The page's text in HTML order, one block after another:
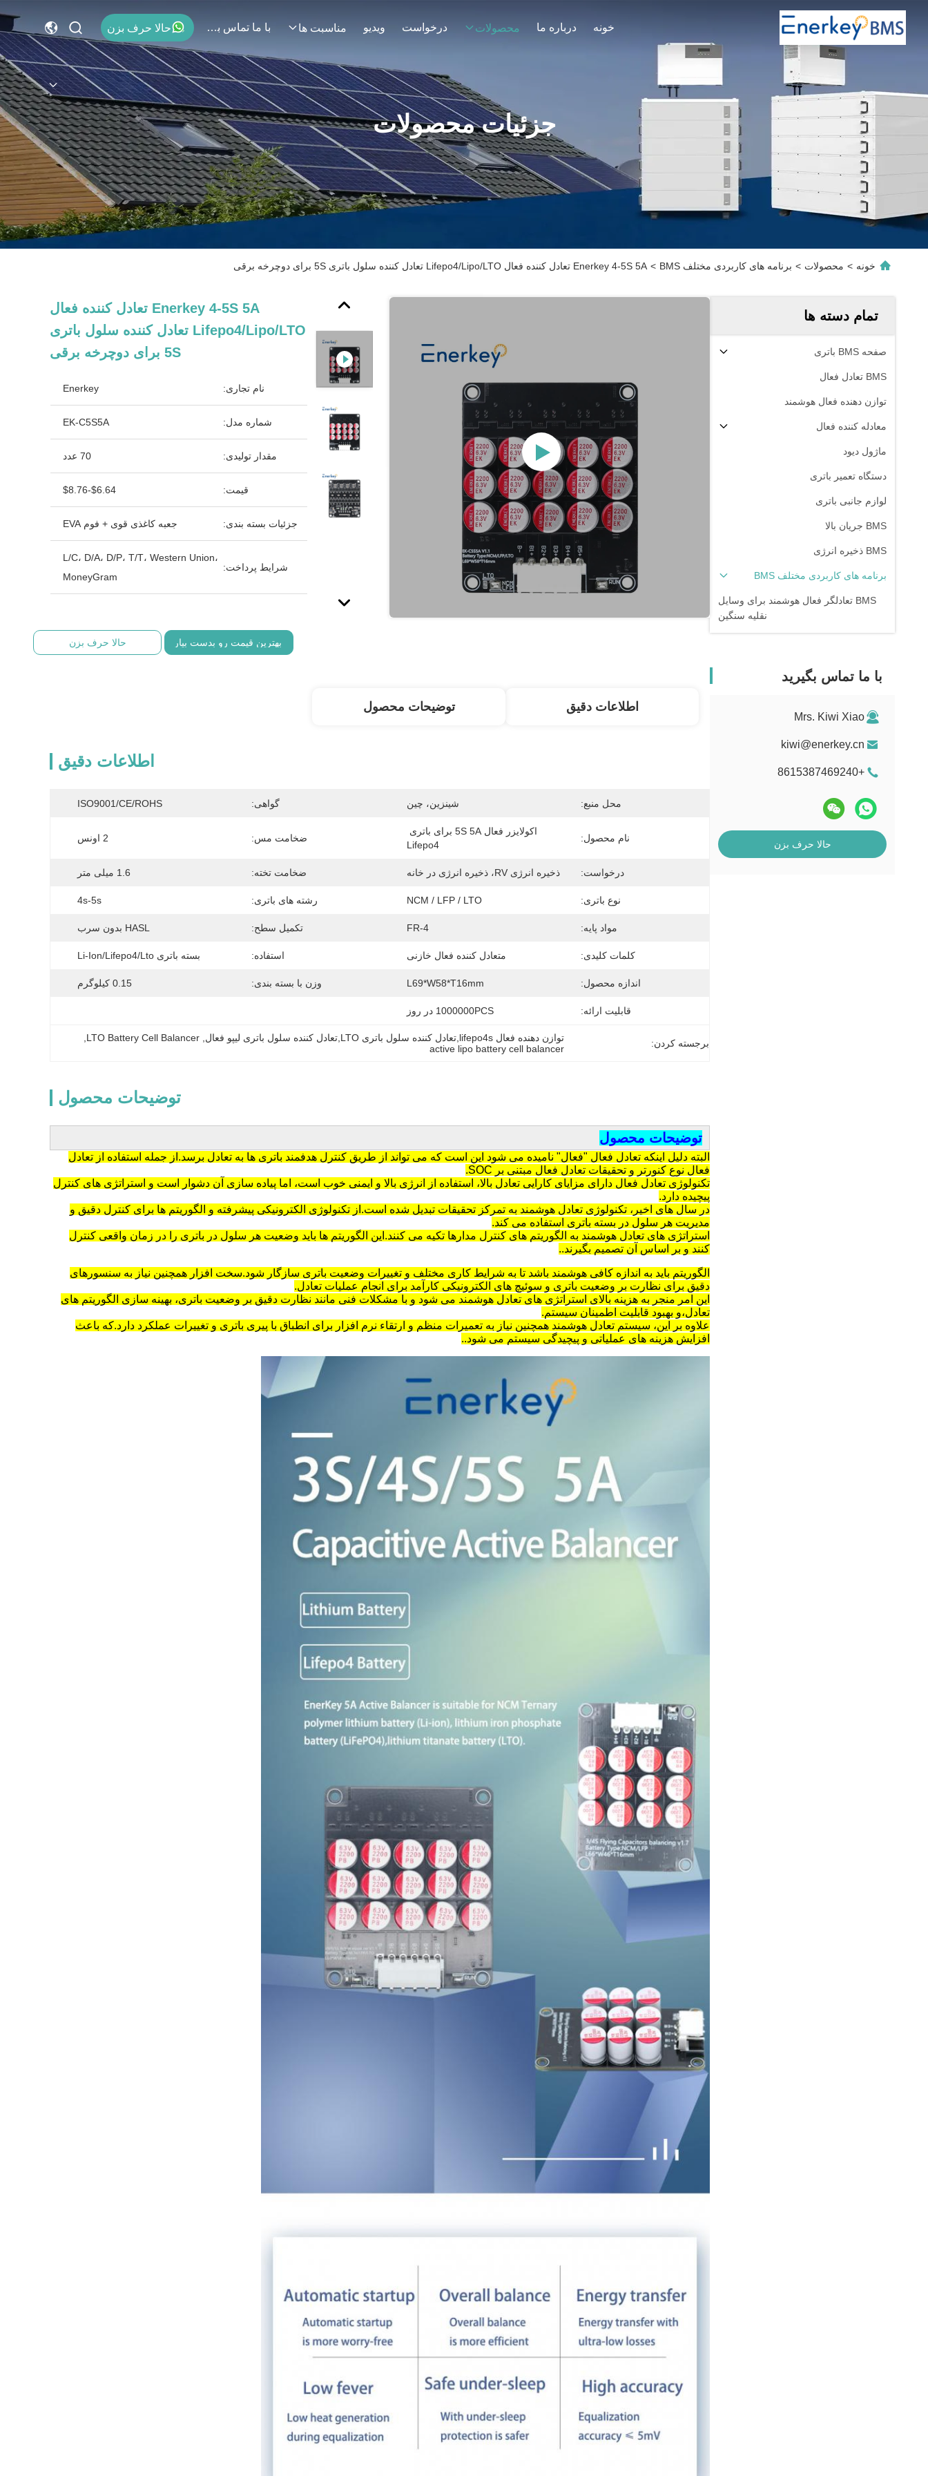
خونه درباره ما محصولات درخواست ویدیو مناسبت ها با ما تماس بگیرید حالا حرف بزن
جزئیات محصولات
خونه > محصولات > برنامه های کاربردی مختلف BMS > Enerkey 4-5S 5A تعادل کننده فعال Lifepo4/Lipo/LTO تعادل کننده سلول باتری 5S برای دوچرخه برقی
تمام دسته ها
صفحه BMS باتری
BMS تعادل فعال
توازن دهنده فعال هوشمند
معادله کننده فعال
ماژول دیود
دستگاه تعمیر باتری
لوازم جانبی باتری
BMS جریان بالا
BMS ذخیره انرژی
برنامه های کاربردی مختلف BMS
BMS تعادلگر فعال هوشمند برای وسایل
نقلیه سنگین
با ما تماس بگیرید
Mrs. Kiwi Xiao
kiwi@enerkey.cn
+8615387469240
حالا حرف بزن
Enerkey 4-5S 5A تعادل کننده فعال
Lifepo4/Lipo/LTO تعادل کننده سلول باتری
5S برای دوچرخه برقی
نام تجاری: Enerkey
شماره مدل: EK-C5S5A
مقدار تولیدی: 70 عدد
قیمت: $6.64-$8.76
جزئیات بسته بندی: جعبه کاغذی قوی + فوم EVA
شرایط پرداخت:
L/C، D/A، D/P، T/T، Western Union،
MoneyGram
بهترین قیمت رو بدست بیار حالا حرف بزن
اطلاعات دقیق توضیحات محصول
اطلاعات دقیق
محل منبع: شينزين، چين گواهی: ISO9001/CE/ROHS
نام محصول:
Lifepo4
ضخامت مس: 2 اونس
درخواست: ذخیره انرژی RV، ذخیره انرژی در خانه ضخامت تخته: 1.6 میلی متر
نوع باتری: NCM / LFP / LTO رشته های باتری: 4s-5s
مواد پایه: FR-4 تکمیل سطح: HASL بدون سرب
کلمات کلیدی: متعادل کننده فعال خازنی استفاده: بسته باتری Li-Ion/Lifepo4/Lto
اندازه محصول: L69*W58*T16mm وزن با بسته بندی: 0.15 کیلوگرم
قابلیت ارائه: 1000000PCS در روز
برجسته کردن: توازن دهنده فعال lifepo4s,تعادل کننده سلول باتری LTO,تعادل کننده سلول باتری لیپو فعال ,
LTO Battery Cell Balancer
active lipo battery cell balancer
توضیحات محصول
توضیحات محصول
البته دلیل اینکه تعادل فعال "فعال" نامیده می شود این است که می تواند از طریق کنترل هدفمند باتری ها به تعادل برسد.از جمله استفاده از تعادل
فعال نوع کنورتر و تحقیقات تعادل فعال مبتنی بر SOC.
تکنولوژی تعادل فعال دارای مزایای کارایی تعادل بالا، استفاده از انرژی بالا و ایمنی خوب است، اما پیاده سازی آن دشوار است و استراتژی های کنترل
پیچیده دارد.
در سال های اخیر، تکنولوژی تعادل هوشمند به تمرکز تحقیقات تبدیل شده است.از تکنولوژی الکترونیکی پیشرفته و الگوریتم ها برای کنترل دقیق و
مدیریت هر سلول در بسته باتری استفاده می کند.
استراتژی های تعادل هوشمند به الگوریتم های کنترل مدارها تکیه می کنند.این الگوریتم ها باید وضعیت هر سلول در باتری را در زمان واقعی کنترل
کنند و بر اساس آن تصمیم بگیرند..
الگوریتم باید به اندازه کافی هوشمند باشد تا به شرایط کاری مختلف و تغییرات وضعیت باتری سازگار شود.سخت افزار همچنین نیاز به سنسورهای
دقیق برای نظارت بر وضعیت باتری و سوئیچ های الکترونیکی کارآمد برای انجام عملیات تعادل.
این امر منجر به هزینه بالای استراتژی های تعادل هوشمند می شود و با مشکلات فنی مانند نظارت دقیق بر وضعیت باتری، بهینه سازی الگوریتم های
تعادل،و بهبود قابلیت اطمینان سیستم.
علاوه بر این، سیستم تعادل هوشمند همچنین نیاز به تعمیرات منظم و ارتقاء نرم افزار برای انطباق با پیری باتری و تغییرات عملکرد دارد.که باعث
افزایش هزینه های عملیاتی و پیچیدگی سیستم می شود..